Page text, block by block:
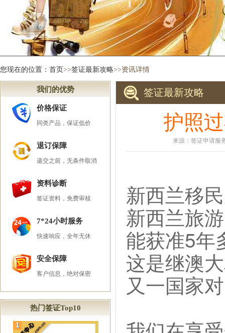
您现在的位置： 首页>>签证最新攻略>>资讯详情
我们的优势
价格保证
同类产品，保证低价
退订保障
递交之前，无条件取消
资料诊断
签证资料，免费审核
7*24小时服务
快速响应，全年无休
安全保障
客户信息，绝对保密
热门签证Top10
1
签证最新攻略
护照
来源：签证申请
新西兰移
新西兰旅
能获准5年
这是继澳
又一国家